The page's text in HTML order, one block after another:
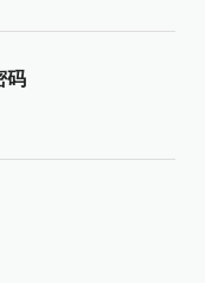
码